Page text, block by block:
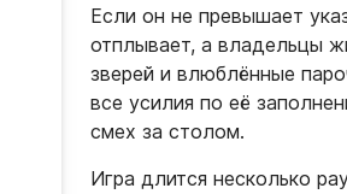
Если он не превышает
отплывает, а владельцы
зверей и влюблённые
все усилия по её
смех за столом.
Игра длится несколько